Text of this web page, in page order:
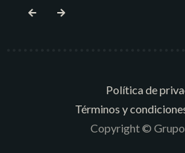
Copyright ©
Términos y
Política de